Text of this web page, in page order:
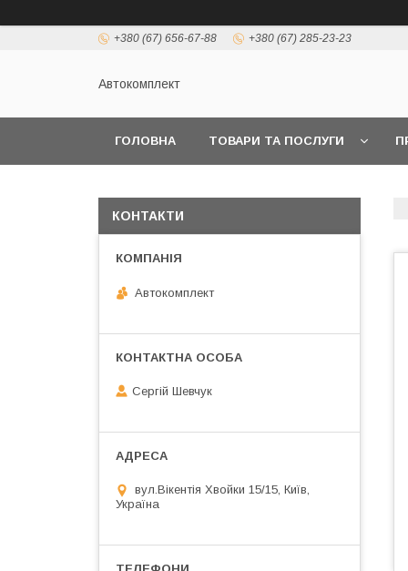
+380 (67) 656-67-88 +380 (67) 285-23-23
Автокомплект
ГОЛОВНА ТОВАРИ ТА ПОСЛУГИ
КОНТАКТИ
Автокомплект
Сергій Шевчук
вул.Вікентія Хвойки 15/15, Київ,
Україна